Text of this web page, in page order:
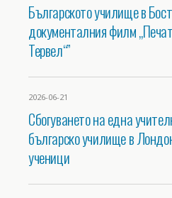
Българското училище в
документалния филм
Тервел“”
2026-06-21
Сбогуването на една
българско училище в
ученици